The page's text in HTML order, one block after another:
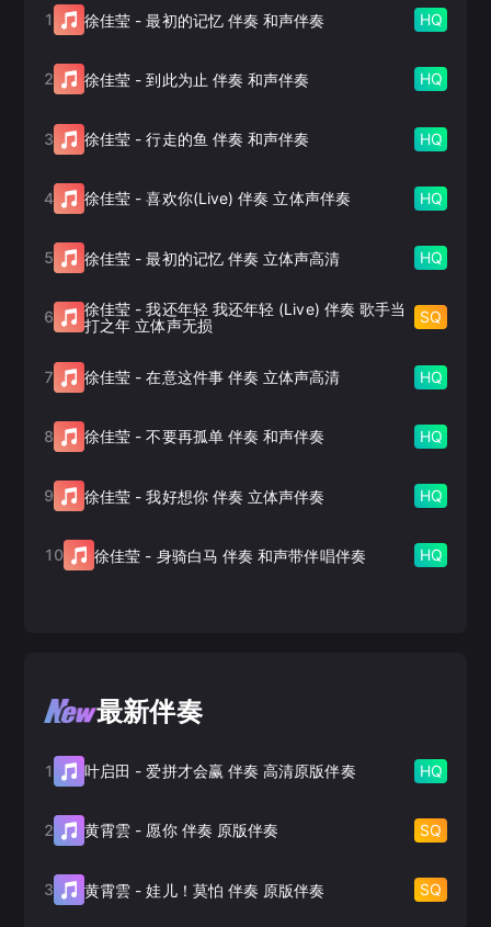
1 徐佳莹 -最初的记忆 伴奏 和声伴奏 HQ
2 徐佳莹 -到此为止 伴奏 和声伴奏 HQ
3 徐佳莹 -行走的鱼 伴奏 和声伴奏 HQ
4 徐佳莹 -喜欢你(Live) 伴奏 立体声伴奏 HQ
5 徐佳莹 -最初的记忆 伴奏 立体声高清 HQ
6 徐佳莹 -我还年轻 我还年轻 (Live) 伴奏 歌手当
打之年 立体声无损
SQ
7 徐佳莹 -在意这件事 伴奏 立体声高清 HQ
8 徐佳莹 -不要再孤单 伴奏 和声伴奏 HQ
9 徐佳莹 -我好想你 伴奏 立体声伴奏 HQ
10 徐佳莹 - 身骑白马 伴奏 和声带伴唱伴奏 HQ
最新伴奏
1 叶启田 -爱拼才会赢 伴奏 高清原版伴奏 HQ
2 黄霄雲 - 愿你 伴奏 原版伴奏 SQ
3 黄霄雲 -娃儿！莫怕 伴奏 原版伴奏 SQ